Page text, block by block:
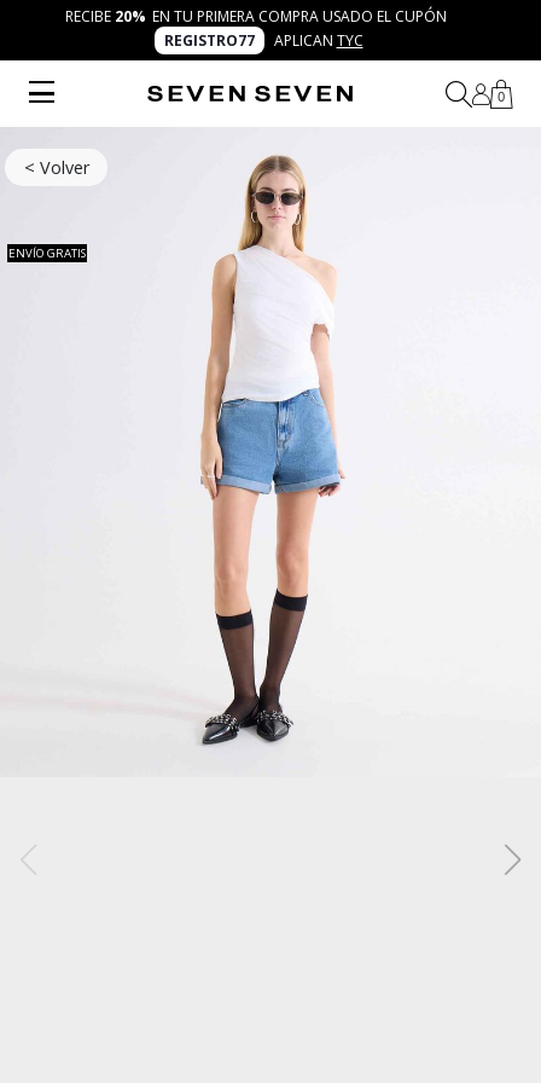
RECIBE 20% EN TU PRIMERA COMPRA USADO EL CUPÓN
REGISTRO77
APLICAN TYC
0
< Volver
ENVÍO GRATIS